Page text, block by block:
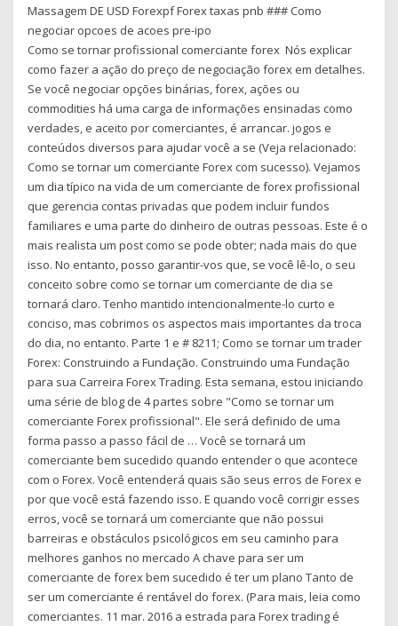
Massagem DE USD Forexpf Forex taxas pnb ### Como
negociar opcoes de acoes pre-ipo
Como se tornar profissional comerciante forex Nós explicar
como fazer a ação do preço de negociação forex em detalhes.
Se você negociar opções binárias, forex, ações ou
commodities há uma carga de informações ensinadas como
verdades, e aceito por comerciantes, é arrancar. jogos e
conteúdos diversos para ajudar você a se (Veja relacionado:
Como se tornar um comerciante Forex com sucesso). Vejamos
um dia típico na vida de um comerciante de forex profissional
que gerencia contas privadas que podem incluir fundos
familiares e uma parte do dinheiro de outras pessoas. Este é o
mais realista um post como se pode obter; nada mais do que
isso. No entanto, posso garantir-vos que, se você lê-lo, o seu
conceito sobre como se tornar um comerciante de dia se
tornará claro. Tenho mantido intencionalmente-lo curto e
conciso, mas cobrimos os aspectos mais importantes da troca
do dia, no entanto. Parte 1 e # 8211; Como se tornar um trader
Forex: Construindo a Fundação. Construindo uma Fundação
para sua Carreira Forex Trading. Esta semana, estou iniciando
uma série de blog de 4 partes sobre "Como se tornar um
comerciante Forex profissional". Ele será definido de uma
forma passo a passo fácil de … Você se tornará um
comerciante bem sucedido quando entender o que acontece
com o Forex. Você entenderá quais são seus erros de Forex e
por que você está fazendo isso. E quando você corrigir esses
erros, você se tornará um comerciante que não possui
barreiras e obstáculos psicológicos em seu caminho para
melhores ganhos no mercado A chave para ser um
comerciante de forex bem sucedido é ter um plano Tanto de
ser um comerciante é rentável do forex. (Para mais, leia como
comerciantes. 11 mar. 2016 a estrada para Forex trading é